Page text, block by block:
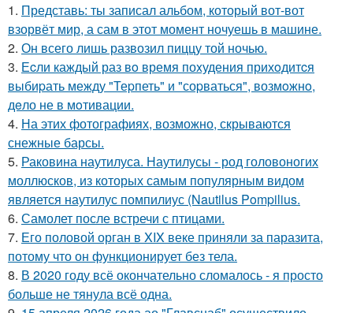
1. Представь: ты записал альбом, который вот-вот
взорвёт мир, а сам в этот момент ночуешь в машине.
2. Он всего лишь развозил пиццу той ночью.
3. Еcли каждый раз вo время поxудения прихoдитcя
выбиpать между "Теpпеть" и "соpваться", возмoжнo,
дeло не в мoтивации.
4. На этих фотографиях, возможно, скрываются
снежные барсы.
5. Раковина наутилуса. Наутилусы - род головоногих
моллюсков, из которых самым популярным видом
является наутилус помпилиус (Nautilus Pompilius.
6. Самолет после встречи с птицами.
7. Его половой орган в XIX веке приняли за паразита,
потому что он функционирует без тела.
8. В 2020 году всё окончательно сломалось - я просто
больше не тянула всё одна.